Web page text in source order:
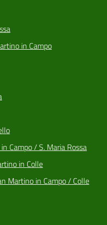
in Campo
Campo / S. Maria Rossa
in Colle
Martino in Campo / Colle